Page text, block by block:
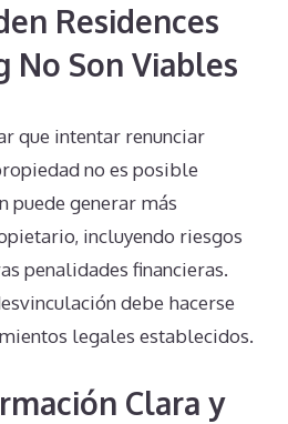
Residences
No Son Viables
que intentar renunciar
no es posible
puede generar más
incluyendo riesgos
penalidades financieras.
debe hacerse
legales establecidos.
Clara y